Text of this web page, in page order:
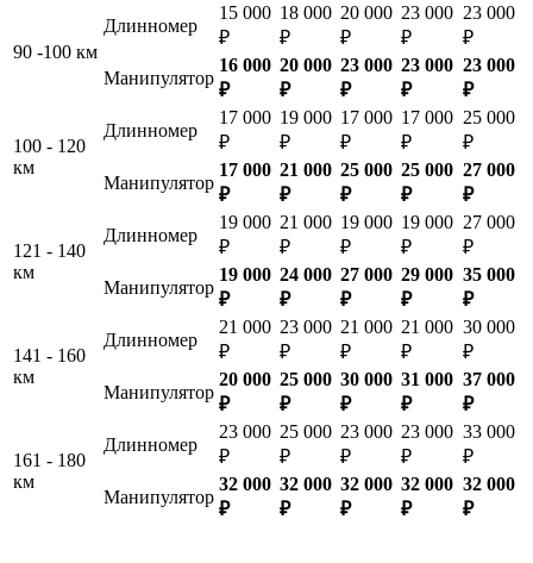
90 -100 км
Длинномер
15 000
₽
18 000
₽
20 000
₽
23 000
₽
23 000
₽
Манипулятор
16 000
₽
20 000
₽
23 000
₽
23 000
₽
23 000
₽
100 - 120
км
Длинномер
17 000
₽
19 000
₽
17 000
₽
17 000
₽
25 000
₽
Манипулятор
17 000
₽
21 000
₽
25 000
₽
25 000
₽
27 000
₽
121 - 140
км
Длинномер
19 000
₽
21 000
₽
19 000
₽
19 000
₽
27 000
₽
Манипулятор
19 000
₽
24 000
₽
27 000
₽
29 000
₽
35 000
₽
141 - 160
км
Длинномер
21 000
₽
23 000
₽
21 000
₽
21 000
₽
30 000
₽
Манипулятор
20 000
₽
25 000
₽
30 000
₽
31 000
₽
37 000
₽
161 - 180
км
Длинномер
23 000
₽
25 000
₽
23 000
₽
23 000
₽
33 000
₽
Манипулятор
32 000
₽
32 000
₽
32 000
₽
32 000
₽
32 000
₽